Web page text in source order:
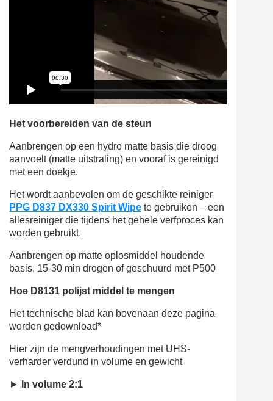
Het voorbereiden van de steun
Aanbrengen op een hydro matte basis die droog
aanvoelt (matte uitstraling) en vooraf is gereinigd
met een doekje.
Het wordt aanbevolen om de geschikte reiniger
PPG D837 DX330 Spirit Wipe te gebruiken – een
allesreiniger die tijdens het gehele verfproces kan
worden gebruikt.
Aanbrengen op matte oplosmiddel houdende
basis, 15-30 min drogen of geschuurd met P500
Hoe D8131 polijst middel te mengen
Het technische blad kan bovenaan deze pagina
worden gedownload*
Hier zijn de mengverhoudingen met UHS-
verharder verdund in volume en gewicht
► In volume 2:1